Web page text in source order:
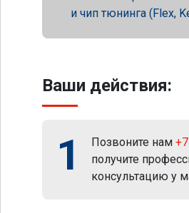
и чип тюнинга (Flex,
Ваши действия:
1 Позвоните нам
получите
консультацию у